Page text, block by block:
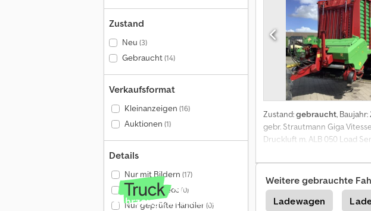
Zustand
Neu (3)
Gebraucht(14)
Verkaufsformat
Kleinanzeigen (16)
Auktionen (1)
Details
Nur mit Bildern (17)
Nur mit Videos (0)
Nur geprüfte Händler(0)
Fahrzeug zu verkaufen?
Zustand:gebraucht, Baujahr:
gebr. Strautmann Giga
Druckluft m. ALB 050 Load
Weitere gebrauchte
Ladewagen
Trioliet Futtertechnik Trioliet Silagetechnik